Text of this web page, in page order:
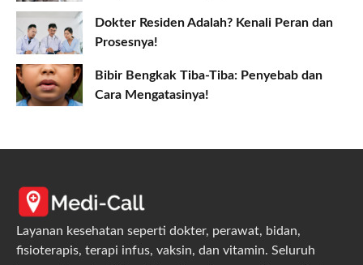
Dokter Residen Adalah? Kenali Peran dan
Prosesnya!
Bibir Bengkak Tiba-Tiba: Penyebab dan
Cara Mengatasinya!
Layanan kesehatan seperti dokter, perawat, bidan,
fisioterapis, terapi infus, vaksin, dan vitamin. Seluruh